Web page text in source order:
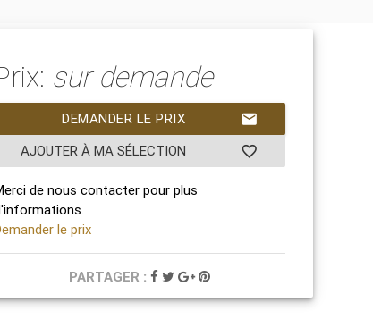
sur demande
mail
DEMANDER LE PRIX
favorite_border
AJOUTER À MA SÉLECTION
de nous contacter pour plus
le prix
PARTAGER :